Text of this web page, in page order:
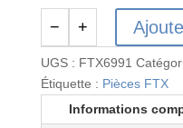
quantité
de
FTX6991
-
− +
UGS : FTX6991
Étiquette : Pièces FTX
Informations